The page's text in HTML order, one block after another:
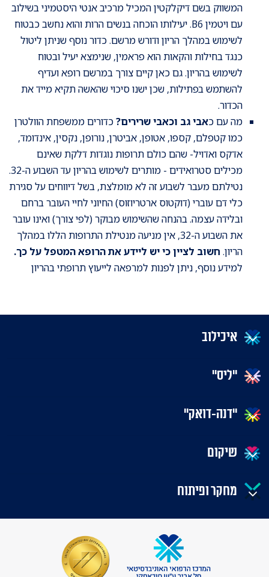
המשווק בשם דיקלקטין המכיל מרכיב אנטי היסטמיני בשילוב
עם ויטמין B6. יעילותו הוכחה בנשים הרות והוא נחשב כבטוח
לשימוש במהלך הריון ודורש מרשם. כדור נוסף שניתן ליטול
כנגד בחילות והקאות הוא פראמין, שנימצא יעיל ובטוח
לשימוש בהריון. גם כאן קיים צורך במרשם רופא ועדיף
להשתמש בפתילות, שכן ישנו סיכוי שהאשה תקיא מייד את
הכדור.
מה עם כאבי גב וכאבי שרירים?כדורים ממשפחת הוולטרן
כמו קטפלם, קספו, אטופן, אביטרן, נורופן, נקסין, אינדומד,
אדקס ואדויל- שהם כולם תרופות נוגדות דלקת שאינם
מכילים סטרואידים - מותרים לשימוש בהריון עד השבוע ה-32.
נטילתם מעבר לשבוע זה לא מומלצת, בשל דיווחים על סגירת
כלי דם עוברי (דוקטוס ארטריוזוס) החיוני לחיי העובר ברחם
ובלידה עצמה. בהנחה שהשימוש מבוקר (לפי צורך) ואינו עובר
את השבוע ה-32, אין מניעה מנטילת התרופות הללו במהלך
הריון. חשוב לציין כי יש ליידע את הרופא המטפל על כך.
למידע נוסף, ניתן לפנות למרפאה לייעוץ תרופתי בהריון
איכילוב
"ליס"
"דנה-דואק"
שיקום
מחקר ופיתוח